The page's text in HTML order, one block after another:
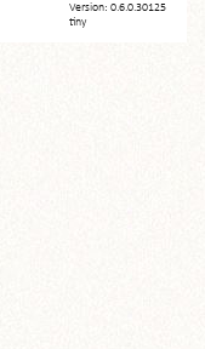
Version: 0.6.0.30125
tiny